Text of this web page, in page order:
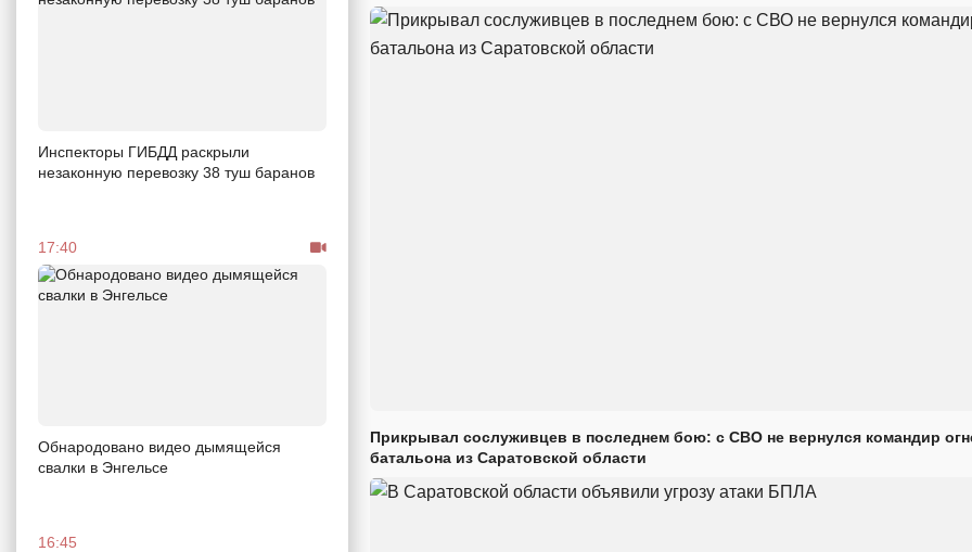
Инспекторы ГИБДД раскрыли
незаконную перевозку 38 туш баранов
17:40
Обнародовано видео дымящейся
свалки в Энгельсе
16:45
Прикрывал сослуживцев в последнем бою: с СВО не вернулся командир
батальона из Саратовской области